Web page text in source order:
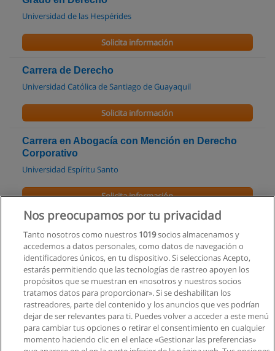
Universidad de las Hespérides
Solicita información
Carrera de Derecho
Universidad Católica de Santiago de Guayaquil
Solicita información
Carrera en Abogacía con Mención en Derecho
Corporativo
Universidad Espíritu Santo
Solicita información
Carrera en Derecho
Universidad Metropolitana
Solicita información
Abogacía con Mención en Derecho Social
Universidad Espíritu Santo
Solicita información
Nos preocupamos por tu privacidad
Tanto nosotros como nuestros 1019socios almacenamos y
accedemos a datos personales, como datos de navegación o
identificadores únicos, en tu dispositivo. Si seleccionas Acepto,
estarás permitiendo que las tecnologías de rastreo apoyen los
propósitos que se muestran en «nosotros y nuestros socios
tratamos datos para proporcionar». Si se deshabilitan los
rastreadores, parte del contenido y los anuncios que ves podrían
dejar de ser relevantes para ti. Puedes volver a acceder a este menú
para cambiar tus opciones o retirar el consentimiento en cualquier
momento haciendo clic en el enlace «Gestionar las preferencias»